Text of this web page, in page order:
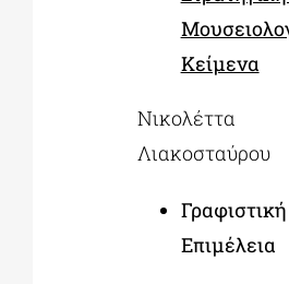
Κείμενα
Νικολέττα
Λιακοσταύρου
Γραφιστική
Επιμέλεια